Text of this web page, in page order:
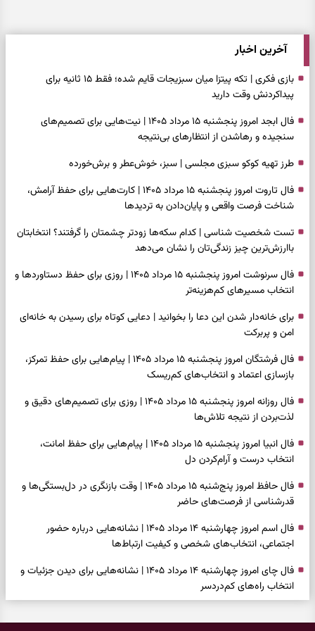
آخرین اخبار
بازی فکری | تکه پیتزا میان سبزیجات قایم شده؛ فقط ۱۵ ثانیه برای
پیداکردنش وقت دارید
فال ابجد امروز پنجشنبه ۱۵ مرداد ۱۴۰۵ | نیت‌هایی برای تصمیم‌های
سنجیده و رهاشدن از انتظارهای بی‌نتیجه
طرز تهیه کوکو سبزی مجلسی | سبز، خوش‌عطر و برش‌خورده
فال تاروت امروز پنجشنبه ۱۵ مرداد ۱۴۰۵ | کارت‌هایی برای حفظ آرامش،
شناخت فرصت واقعی و پایان‌دادن به تردیدها
تست شخصیت شناسی | کدام سکه‌ها زودتر چشمتان را گرفتند؟ انتخابتان
باارزش‌ترین چیز زندگی‌تان را نشان می‌دهد
فال سرنوشت امروز پنجشنبه ۱۵ مرداد ۱۴۰۵ | روزی برای حفظ دستاوردها و
انتخاب مسیرهای کم‌هزینه‌تر
برای خانه‌دار شدن این دعا را بخوانید | دعایی کوتاه برای رسیدن به خانه‌ای
امن و پربرکت
فال فرشتگان امروز پنجشنبه ۱۵ مرداد ۱۴۰۵ | پیام‌هایی برای حفظ تمرکز،
بازسازی اعتماد و انتخاب‌های کم‌ریسک
فال روزانه امروز پنجشنبه ۱۵ مرداد ۱۴۰۵ | روزی برای تصمیم‌های دقیق و
لذت‌بردن از نتیجه تلاش‌ها
فال انبیا امروز پنجشنبه ۱۵ مرداد ۱۴۰۵ | پیام‌هایی برای حفظ امانت،
انتخاب درست و آرام‌کردن دل
فال حافظ امروز پنج‌شنبه ۱۵ مرداد ۱۴۰۵ | وقت بازنگری در دل‌بستگی‌ها و
قدرشناسی از فرصت‌های حاضر
فال اسم امروز چهارشنبه ۱۴ مرداد ۱۴۰۵ | نشانه‌هایی درباره حضور
اجتماعی، انتخاب‌های شخصی و کیفیت ارتباط‌ها
فال چای امروز چهارشنبه ۱۴ مرداد ۱۴۰۵ | نشانه‌هایی برای دیدن جزئیات و
انتخاب راه‌های کم‌دردسر